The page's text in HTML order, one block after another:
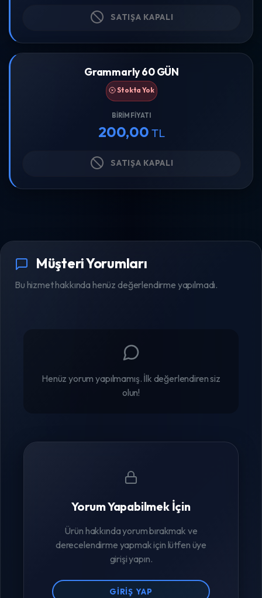
SATIŞA KAPALI
Grammarly 60 GÜN
Stokta Yok
BIRIM FIYATI
200,00TL
SATIŞA KAPALI
Müşteri Yorumları
Bu hizmet hakkında henüz değerlendirme yapılmadı.
Henüz yorum yapılmamış. İlk değerlendiren siz
olun!
Yorum Yapabilmek İçin
Ürün hakkında yorum bırakmak ve
derecelendirme yapmak için lütfen üye
girişi yapın.
GIRIŞ YAP